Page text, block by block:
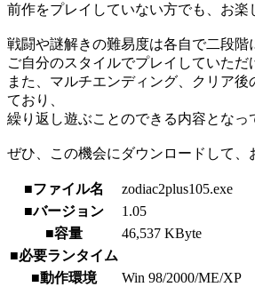
前作をプレイしていない方でも、お楽
戦闘や謎解きの難易度は各自で二段階
ご自分のスタイルでプレイしていただ
また、マルチエンディング、クリア後
ており、
繰り返し遊ぶことのできる内容となっ
ぜひ、この機会にダウンロードして、
■ファイル名
zodiac2plus105.exe
■バージョン
1.05
■容量
46,537 KByte
■必要ランタイム
■動作環境
Win 98/2000/ME/XP